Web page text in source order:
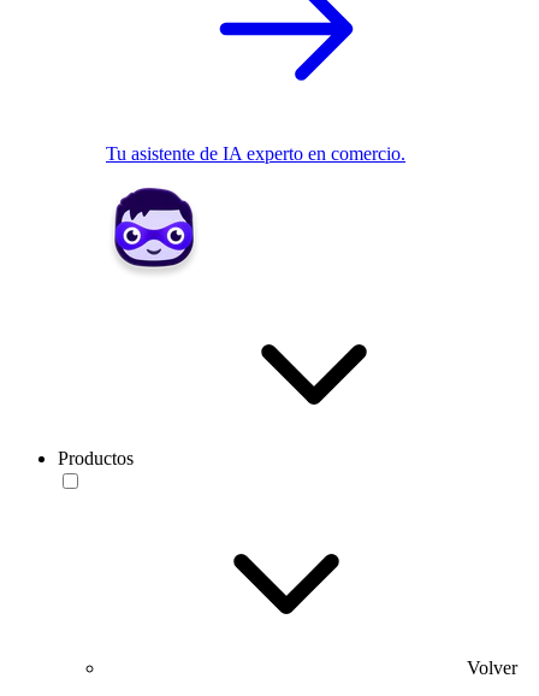
Tu asistente de IA experto en comercio.
Productos
Volver